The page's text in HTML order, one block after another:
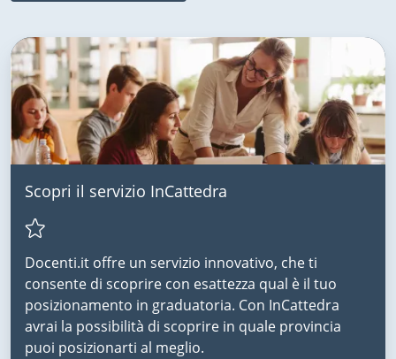
Scopri il servizio InCattedra
Docenti.it offre un servizio innovativo, che ti
consente di scoprire con esattezza qual è il tuo
posizionamento in graduatoria. Con InCattedra
avrai la possibilità di scoprire in quale provincia
puoi posizionarti al meglio.